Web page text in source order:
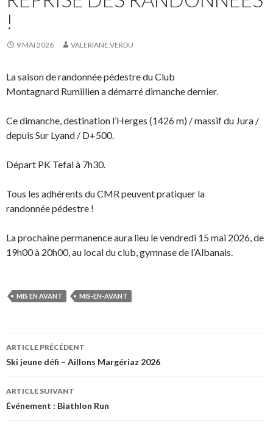
!
9 MAI 2026 VALERIANE.VERDU
La saison de randonnée pédestre du Club
Montagnard Rumillien a démarré dimanche dernier.
Ce dimanche, destination l’Herges (1426 m) / massif du Jura /
depuis Sur Lyand / D+500.
Départ PK Tefal à 7h30.
Tous les adhérents du CMR peuvent pratiquer la
randonnée pédestre !
La prochaine permanence aura lieu le vendredi 15 mai 2026, de
19h00 à 20h00, au local du club, gymnase de l’Albanais.
MIS EN AVANT MIS-EN-AVANT
Navigation
des
articles
ARTICLE PRÉCÉDENT
Ski jeune défi – Aillons Margériaz 2026
ARTICLE SUIVANT
Événement : Biathlon Run